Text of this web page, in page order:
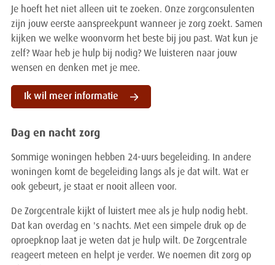
Je hoeft het niet alleen uit te zoeken. Onze zorgconsulenten
zijn jouw eerste aanspreekpunt wanneer je zorg zoekt. Samen
kijken we welke woonvorm het beste bij jou past. Wat kun je
zelf? Waar heb je hulp bij nodig? We luisteren naar jouw
wensen en denken met je mee.
Ik wil meer informatie
Dag en nacht zorg
Sommige woningen hebben 24-uurs begeleiding. In andere
woningen komt de begeleiding langs als je dat wilt. Wat er
ook gebeurt, je staat er nooit alleen voor.
De Zorgcentrale kijkt of luistert mee als je hulp nodig hebt.
Dat kan overdag en 's nachts. Met een simpele druk op de
oproepknop laat je weten dat je hulp wilt. De Zorgcentrale
reageert meteen en helpt je verder. We noemen dit zorg op